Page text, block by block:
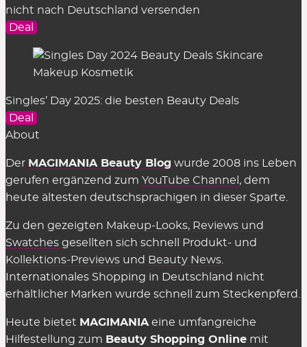
nicht nach Deutschland versenden
Deal
Singles’ Day 2025: die besten Beauty Deals
Deal
About
Der MAGIMANIA Beauty Blog wurde 2008 ins Leben
gerufen ergänzend zum YouTube Channel , dem
heute ältesten deutschsprachigen in dieser Sparte.
Zu den gezeigten Makeup-Looks, Reviews und
Swatches gesellten sich schnell Produkt- und
Kollektions-Previews und Beauty News
Internationales Shopping in Deutschland nicht
erhältlicher Marken wurde schnell zum Steckenpferd.
Heute bietet MAGIMANIA eine umfangreiche
Hilfestellung zum Beauty Shopping Online mit